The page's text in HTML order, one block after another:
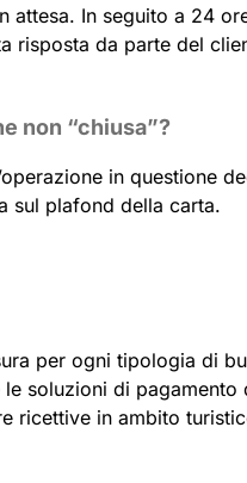
attesa. In seguito a 24
risposta da parte del
non “chiusa”?
in questione
sul plafond della carta.
per ogni tipologia di
soluzioni di
ricettive in ambito